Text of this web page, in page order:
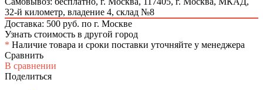
32-й километр, владение 4, склад №8
Доставка: 500 руб. по г. Москве
Узнать стоимость в другой город
* Наличие товара и сроки поставки уточняйте у менеджера
Сравнить
В сравнении
Поделиться